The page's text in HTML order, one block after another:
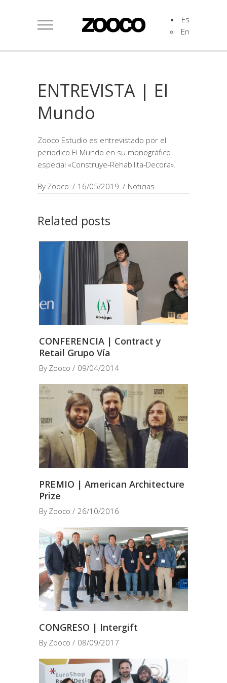
Es
En
ENTREVISTA | El
Mundo
Zooco Estudio es entrevistado por el
periodico El Mundo en su monográfico
especial «Construye-Rehabilita-Decora».
By Zooco 16/05/2019 Noticias
Related posts
CONFERENCIA | Contract y
Retail Grupo Vía
By Zooco 09/04/2014
PREMIO | American Architecture
Prize
By Zooco 26/10/2016
CONGRESO | Intergift
By Zooco 08/09/2017